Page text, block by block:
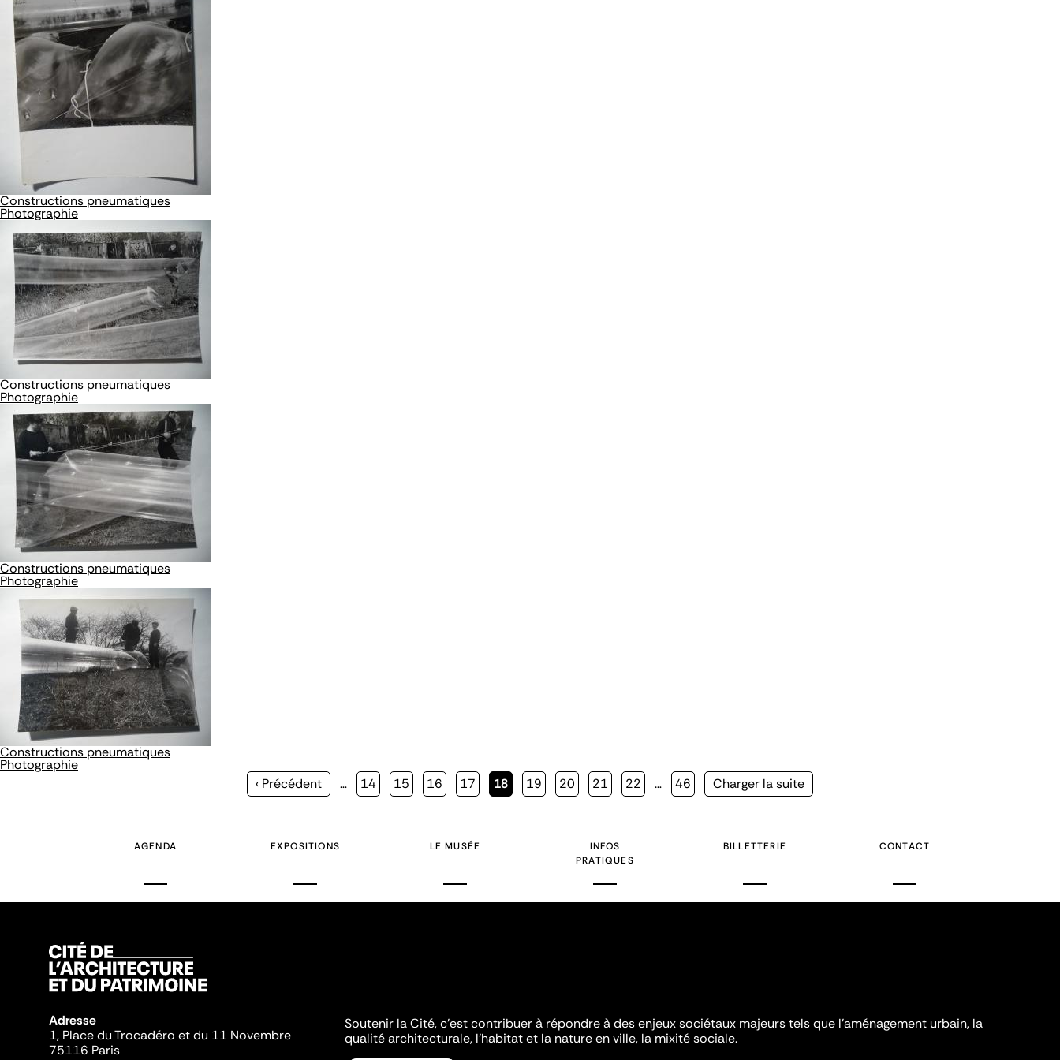
Constructions pneumatiques
Photographie
Constructions pneumatiques
Photographie
Constructions pneumatiques
Photographie
Constructions pneumatiques
Photographie
Page
‹ Précédent … Page
14 Page
15 Page
16 Page
17
Page
18 Page
19 Page
20 Page
21 Page
22 … Page
46
Page
Charger la suite
AGENDA EXPOSITIONS LE MUSÉE
INFOS
PRATIQUES
BILLETTERIE CONTACT
Adresse
1, Place du Trocadéro et du 11 Novembre
75116 Paris
Soutenir la Cité, c'est contribuer à répondre à des enjeux sociétaux majeurs tels que l'aménagement urbain, la
qualité architecturale, l'habitat et la nature en ville, la mixité sociale.